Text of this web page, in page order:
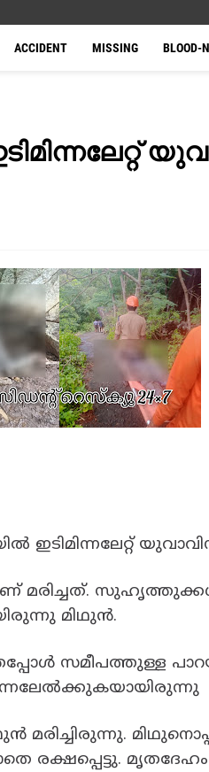
ACCIDENT MISSING BLOOD-
ഇടിമിന്നലേറ്റ്
മരിച്ചത്.
മിഥുൻ.
സമീപത്തുള്ള
മരിച്ചിരുന്നു.
രക്ഷപ്പെട്ടു.